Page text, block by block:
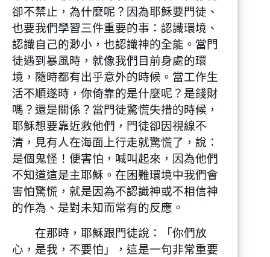
卻不禁止，為什麼呢？因為耶穌要門徒、
也要我們學習三件重要的事：認識環境、
認識自己的渺小，也認識神的全能。當門
徒遇到暴風時，就像我們目前身處的環
境，隨時都有出乎意外的時候。當工作生
活不順遂時，你倚靠的是什麼呢？是錢財
嗎？還是關係？當門徒驚慌失措的時候，
耶穌想要靠近救他們，門徒卻因視線不
清，見有人在海面上行走就驚慌了，說：
是個鬼怪！便害怕，喊叫起來，因為他們
不知道這是主耶穌。在困難環境中我們會
害怕驚慌，就是因為不認識神或不相信神
的作為、是對未知而常有的反應。
在那時，耶穌跟門徒說：「你們放
心，是我，不要怕」，這是一句非常重要